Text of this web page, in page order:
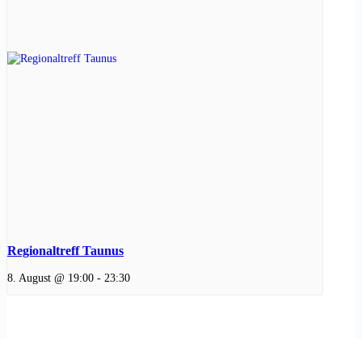
Regionaltreff Taunus
8. August @ 19:00 - 23:30